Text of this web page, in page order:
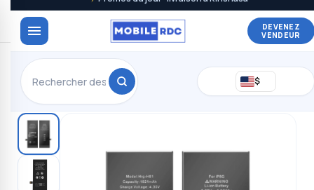
DEVENEZ
VENDEUR
$